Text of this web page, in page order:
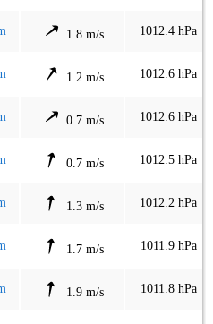
1.8 m/s 1012.4 hPa
1.2 m/s 1012.6 hPa
0.7 m/s 1012.6 hPa
0.7 m/s 1012.5 hPa
1.3 m/s 1012.2 hPa
1.7 m/s 1011.9 hPa
1.9 m/s 1011.8 hPa